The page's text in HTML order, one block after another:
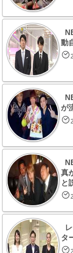
動
が
真
と
タ